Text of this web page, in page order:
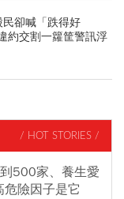
卻喊「跌得好
約交割一籮筐警訊浮
/ HOT STORIES /
500家、養生愛
險因子是它